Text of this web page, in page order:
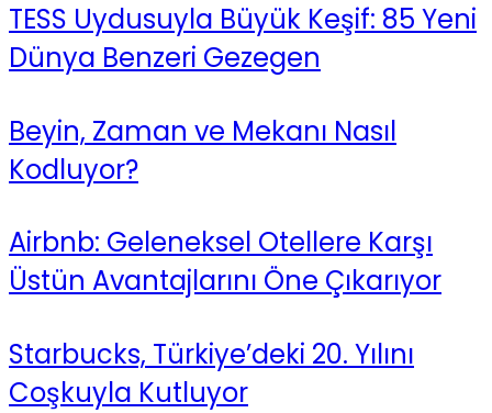
TESS Uydusuyla Büyük Keşif: 85 Yeni
Dünya Benzeri Gezegen
Beyin, Zaman ve Mekanı Nasıl
Kodluyor?
Airbnb: Geleneksel Otellere Karşı
Üstün Avantajlarını Öne Çıkarıyor
Starbucks, Türkiye’deki 20. Yılını
Coşkuyla Kutluyor